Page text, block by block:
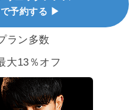
予約する ▶
ラン多数
大13％オフ